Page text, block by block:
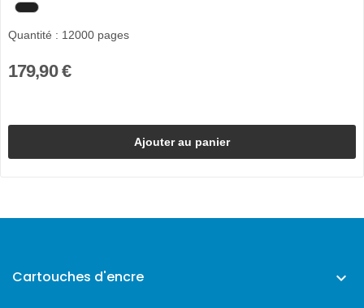
Quantité : 12000 pages
179,90 €
Ajouter au panier
Cartouches d'encre 